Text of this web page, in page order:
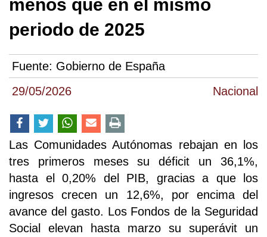
29/05/2026 Nacional
menos que en el mismo
periodo de 2025
Fuente: Gobierno de España
Las Comunidades Autónomas rebajan en los
tres primeros meses su déficit un 36,1%,
hasta el 0,20% del PIB, gracias a que los
ingresos crecen un 12,6%, por encima del
avance del gasto. Los Fondos de la Seguridad
Social elevan hasta marzo su superávit un